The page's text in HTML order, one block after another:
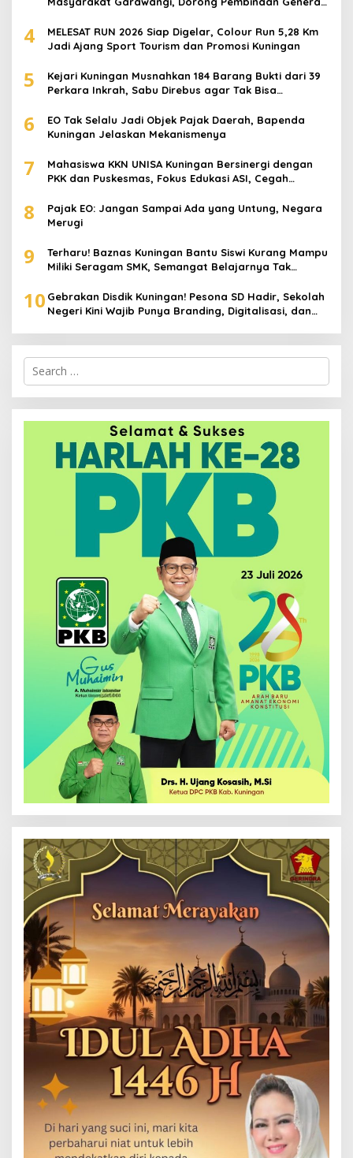
4
MELESAT RUN 2026 Siap Digelar, Colour Run 5,28 Km
Jadi Ajang Sport Tourism dan Promosi Kuningan
5
Kejari Kuningan Musnahkan 184 Barang Bukti dari 39
Perkara Inkrah, Sabu Direbus agar Tak Bisa
6
EO Tak Selalu Jadi Objek Pajak Daerah, Bapenda
Kuningan Jelaskan Mekanismenya
7
Mahasiswa KKN UNISA Kuningan Bersinergi dengan
PKK dan Puskesmas, Fokus Edukasi ASI, Cegah
8
Pajak EO: Jangan Sampai Ada yang Untung, Negara
Merugi
9
Terharu! Baznas Kuningan Bantu Siswi Kurang Mampu
Miliki Seragam SMK, Semangat Belajarnya Tak
10 Gebrakan Disdik Kuningan! Pesona SD Hadir, Sekolah
Negeri Kini Wajib Punya Branding, Digitalisasi, dan
Search
for: